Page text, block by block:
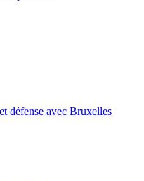
défense avec Bruxelles